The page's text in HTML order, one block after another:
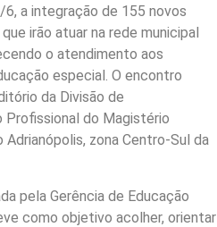
6, a integração de 155 novos
irão atuar na rede municipal
o atendimento aos
especial. O encontro
da Divisão de
Profissional do Magistério
Adrianópolis, zona Centro-Sul da
pela Gerência de Educação
como objetivo acolher, orientar